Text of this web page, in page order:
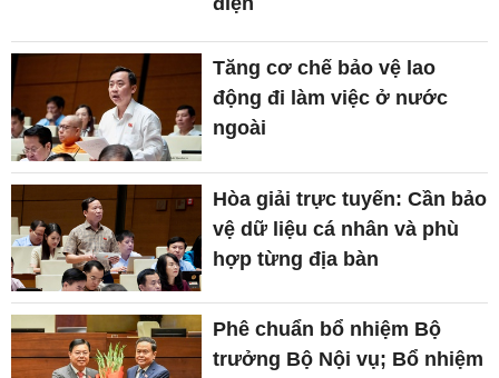
Tăng cơ chế bảo vệ lao
động đi làm việc ở nước
ngoài
Hòa giải trực tuyến: Cần bảo
vệ dữ liệu cá nhân và phù
hợp từng địa bàn
Phê chuẩn bổ nhiệm Bộ
trưởng Bộ Nội vụ; Bổ nhiệm